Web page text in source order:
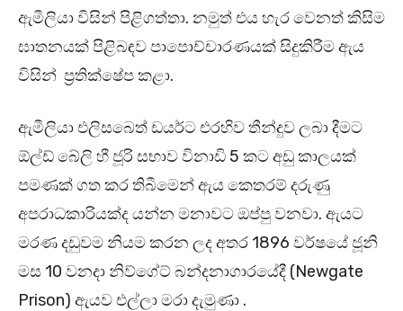
ඇමීලියා විසින් පිළිගත්තා. නමුත් එය හැර වෙනත් කිසිම
ඝාතනයක් පිළිබඳව පාපොච්චාරණයක් සිදුකිරීම ඇය
විසින් ප්‍රතික්ෂේප කළා.
ඇමීලියා එලිසබෙත් ඩයර්ට එරහිව තීන්දුව ලබා දීමට
ඕල්ඩ් බේලි හී ජූරි සභාව විනාඩි 5 කට අඩු කාලයක්
පමණක් ගත කර තිබීමෙන් ඇය කෙතරම් දරුණු
අපරාධකාරියක්ද යන්න මනාවට ඔප්පු වනවා. ඇයට
මරණ දඩුවම නියම කරන ලද අතර 1896 වර්ෂයේ ජූනි
මස 10 වනදා නිව්ගේට් බන්දනාගාරයේදී (Newgate
Prison) ඇයව එල්ලා මරා දැමුණා .